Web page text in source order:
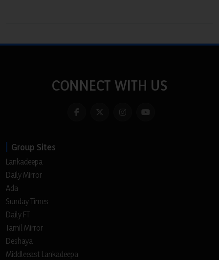
CONNECT WITH US
Group Sites
Lankadeepa
Daily Mirror
Ada
Sunday Times
Daily FT
Tamil Mirror
Deshaya
Middleeast Lankadeepa